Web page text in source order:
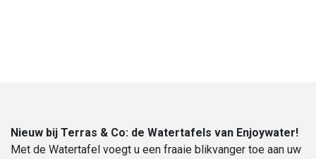
aantal
Nieuw bij Terras & Co: de Watertafels van Enjoywater!
Met de Watertafel voegt u een fraaie blikvanger toe aan uw